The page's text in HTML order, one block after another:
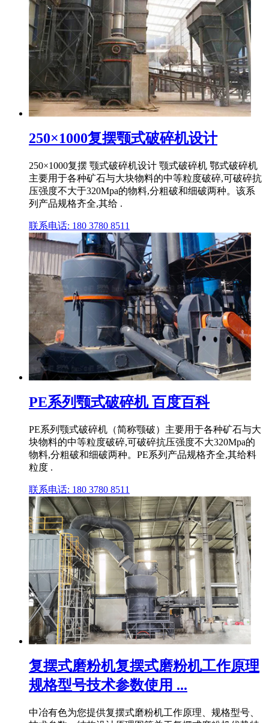
250×1000复摆颚式破碎机设计
250×1000复摆 颚式破碎机设计 颚式破碎机 鄂式破碎机
主要用于各种矿石与大块物料的中等粒度破碎,可破碎抗
压强度不大于320Mpa的物料,分粗破和细破两种。该系
列产品规格齐全,其给 .
联系电话: 180 3780 8511
PE系列颚式破碎机 百度百科
PE系列颚式破碎机（简称颚破）主要用于各种矿石与大
块物料的中等粒度破碎,可破碎抗压强度不大320Mpa的
物料,分粗破和细破两种。PE系列产品规格齐全,其给料
粒度 .
联系电话: 180 3780 8511
复摆式磨粉机复摆式磨粉机工作原理
规格型号技术参数使用 ...
中冶有色为您提供复摆式磨粉机工作原理、规格型号、